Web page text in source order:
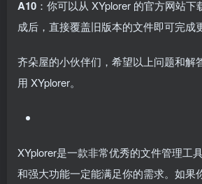
A10 ：你可以从 XYplorer 的官方网站
成后，直接覆盖旧版本的文件即可完成
齐朵屋的小伙伴们，希望以上问题和解
用 XYplorer。
XYplorer是一款非常优秀的文件管理工
和强大功能一定能满足你的需求。如果